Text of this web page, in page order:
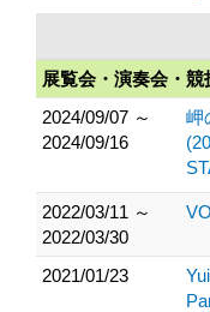
展覧会・演奏会・競
2024/09/07 ～
2024/09/16
岬
2022/03/11 ～
2022/03/30
2021/01/23